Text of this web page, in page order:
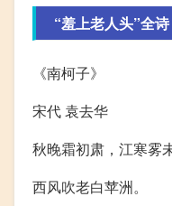
“羞上老人头”全诗
《南柯子》
宋代 袁去华
秋晚霜初肃，江寒雾
西风吹老白苹洲。